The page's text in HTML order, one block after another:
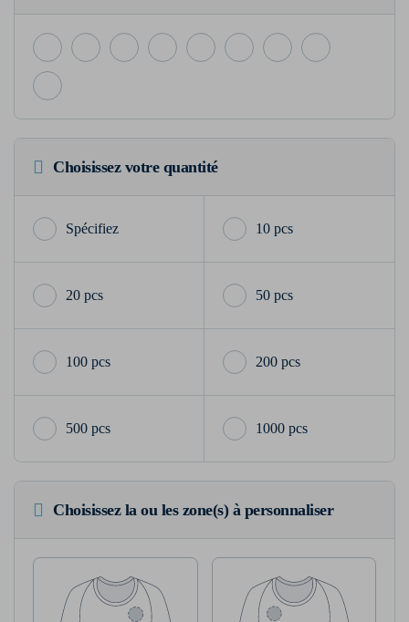
Choisissez votre quantité
10 pcs
20 pcs 50 pcs
100 pcs 200 pcs
500 pcs 1000 pcs
Choisissez la ou les zone(s) à personnaliser